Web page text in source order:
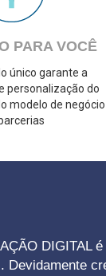
PARA VOCÊ
único garante a
personalização do
modelo de negócio
DIGITAL